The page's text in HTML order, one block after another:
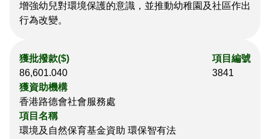
增強幼兒對環境保護的意識，並推動幼稚園及社區作出
行為改變。
獲批撥款($)
86,601.040
項目編號
3841
獲資助機構
香港路德會社會服務處
項目名稱
環境及自然保育基金資助 環保智有法